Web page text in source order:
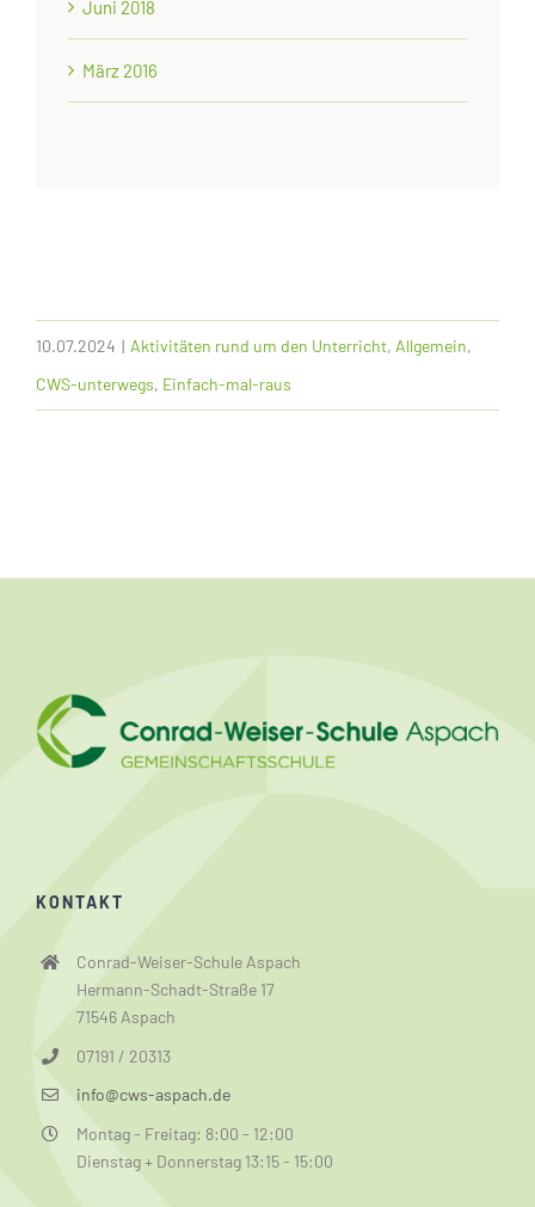
Juni 2018
März 2016
10.07.2024 | Aktivitäten rund um den Unterricht, Allgemein,
CWS-unterwegs, Einfach-mal-raus
KONTAKT
Conrad-Weiser-Schule Aspach
Hermann-Schadt-Straße 17
71546 Aspach
07191 / 20313
info@cws-aspach.de
Montag - Freitag: 8:00 - 12:00
Dienstag + Donnerstag 13:15 - 15:00